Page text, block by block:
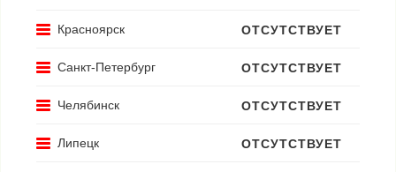
Красноярск ОТСУТСТВУЕТ
Санкт-Петербург ОТСУТСТВУЕТ
Челябинск ОТСУТСТВУЕТ
Липецк ОТСУТСТВУЕТ